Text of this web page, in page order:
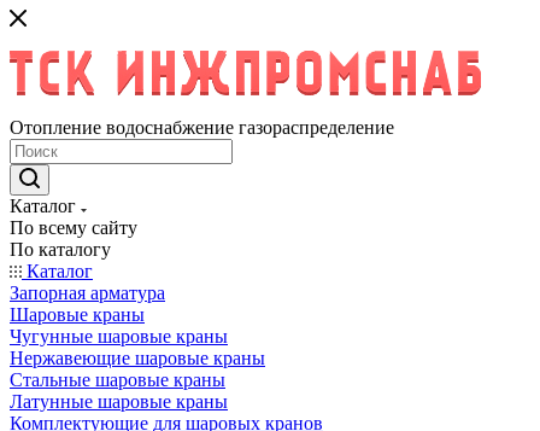
Отопление водоснабжение газораспределение
Каталог
По всему сайту
По каталогу
Каталог
Запорная арматура
Шаровые краны
Чугунные шаровые краны
Нержавеющие шаровые краны
Стальные шаровые краны
Латунные шаровые краны
Комплектующие для шаровых кранов